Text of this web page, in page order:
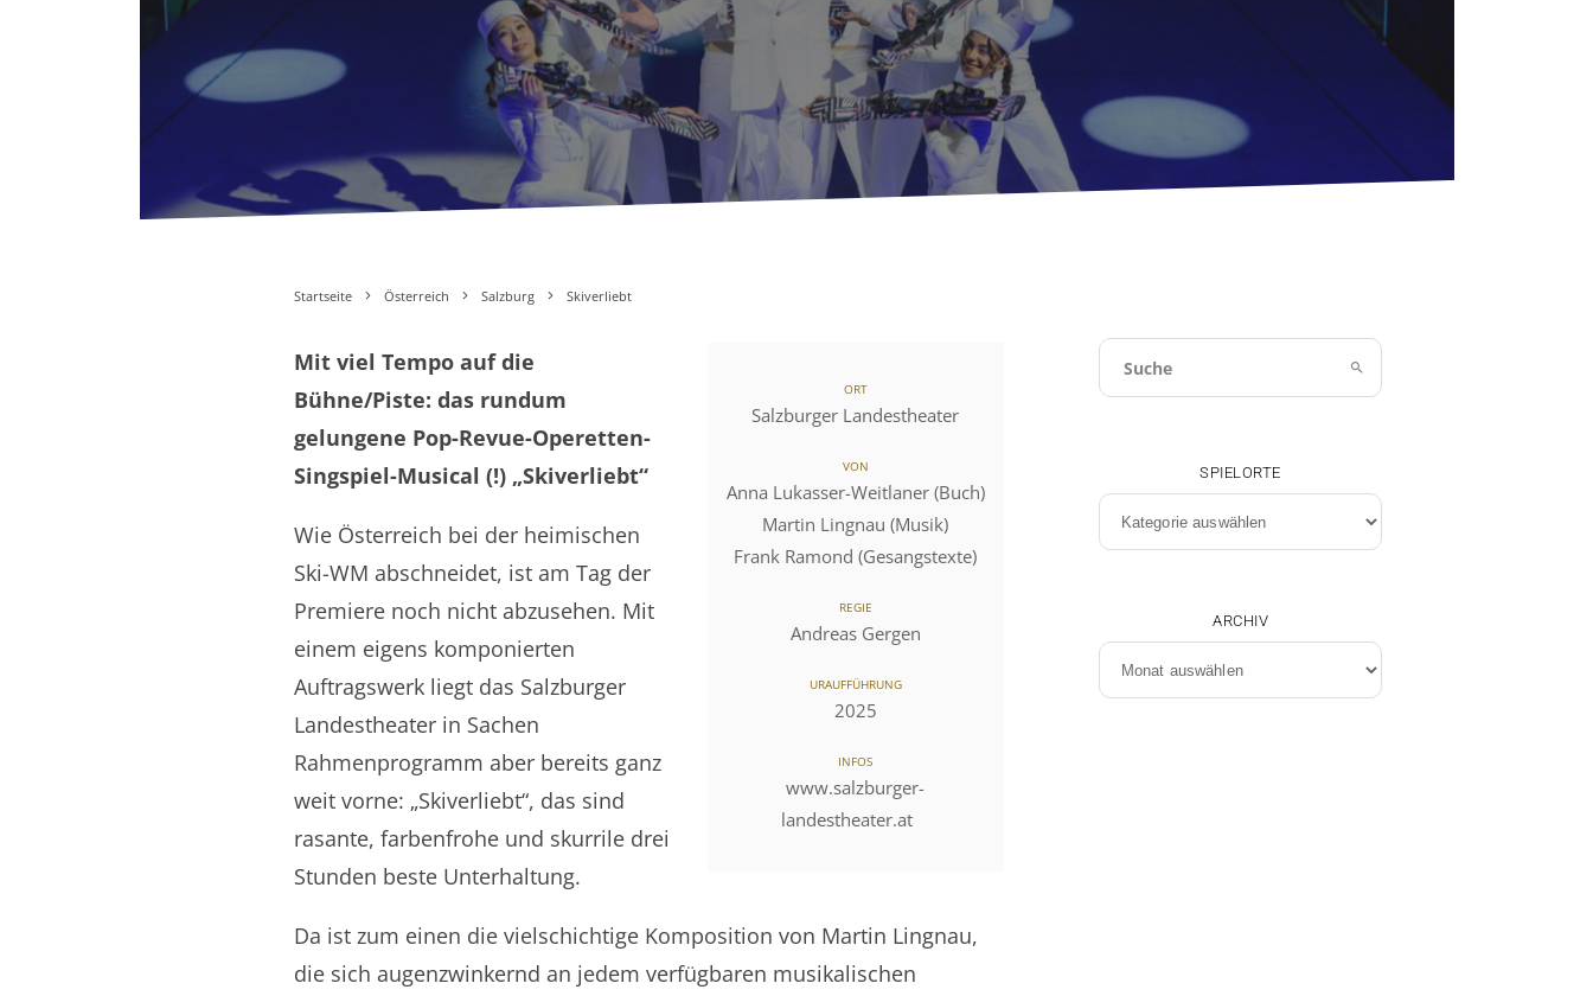
Startseite Österreich Salzburg Skiverliebt
ORT
Salzburger Landestheater
VON
Anna Lukasser-Weitlaner (Buch)
Martin Lingnau (Musik)
Frank Ramond (Gesangstexte)
REGIE
Andreas Gergen
URAUFFÜHRUNG
2025
INFOS
www.salzburger-
landestheater.at
Mit viel Tempo auf die
Bühne/Piste: das rundum
gelungene Pop-Revue-Operetten-
Singspiel-Musical (!) „Skiverliebt“
Wie Österreich bei der heimischen
Ski-WM abschneidet, ist am Tag der
Premiere noch nicht abzusehen. Mit
einem eigens komponierten
Auftragswerk liegt das Salzburger
Landestheater in Sachen
Rahmenprogramm aber bereits ganz
weit vorne: „Skiverliebt“, das sind
rasante, farbenfrohe und skurrile drei
Stunden beste Unterhaltung.
Da ist zum einen die vielschichtige Komposition von Martin Lingnau,
die sich augenzwinkernd an jedem verfügbaren musikalischen
SPIELORTE
Spielorte
ARCHIV
Archiv